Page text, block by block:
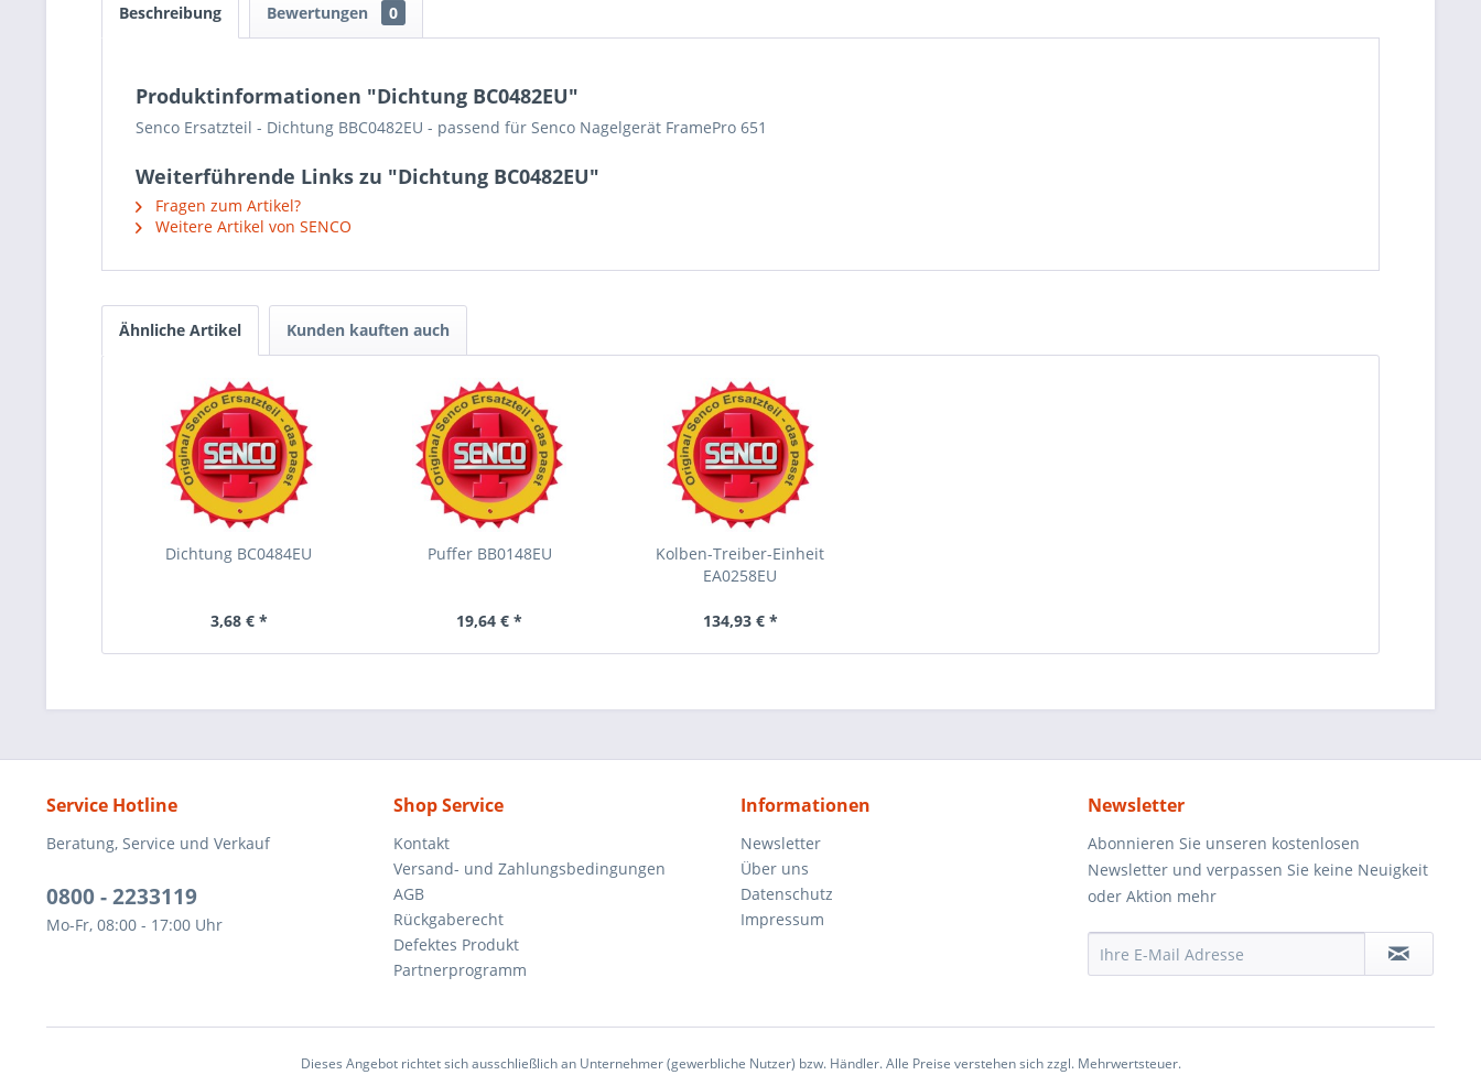
Beschreibung Bewertungen 0
Produktinformationen "Dichtung BC0482EU"
Senco Ersatzteil - Dichtung BBC0482EU - passend für Senco Nagelgerät FramePro 651
Weiterführende Links zu "Dichtung BC0482EU"
Fragen zum Artikel?
Weitere Artikel von SENCO
Ähnliche Artikel Kunden kauften auch
Dichtung BC0484EU
3,68 € *
Puffer BB0148EU
19,64 € *
Kolben-Treiber-Einheit
EA0258EU
134,93 € *
Service Hotline
Beratung, Service und Verkauf
0800 - 2233119
Mo-Fr, 08:00 - 17:00 Uhr
Shop Service
Kontakt
Versand- und Zahlungsbedingungen
AGB
Rückgaberecht
Defektes Produkt
Partnerprogramm
Informationen
Newsletter
Über uns
Datenschutz
Impressum
Newsletter
Abonnieren Sie unseren kostenlosen
Newsletter und verpassen Sie keine Neuigkeit
oder Aktion mehr
Dieses Angebot richtet sich ausschließlich an Unternehmer (gewerbliche Nutzer) bzw. Händler. Alle Preise verstehen sich zzgl. Mehrwertsteuer.